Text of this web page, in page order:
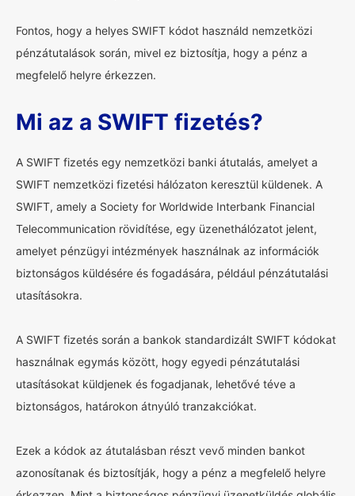
Fontos, hogy a helyes SWIFT kódot használd nemzetközi
pénzátutalások során, mivel ez biztosítja, hogy a pénz a
megfelelő helyre érkezzen.
Mi az a SWIFT fizetés?
A SWIFT fizetés egy nemzetközi banki átutalás, amelyet a
SWIFT nemzetközi fizetési hálózaton keresztül küldenek. A
SWIFT, amely a Society for Worldwide Interbank Financial
Telecommunication rövidítése, egy üzenethálózatot jelent,
amelyet pénzügyi intézmények használnak az információk
biztonságos küldésére és fogadására, például pénzátutalási
utasításokra.
A SWIFT fizetés során a bankok standardizált SWIFT kódokat
használnak egymás között, hogy egyedi pénzátutalási
utasításokat küldjenek és fogadjanak, lehetővé téve a
biztonságos, határokon átnyúló tranzakciókat.
Ezek a kódok az átutalásban részt vevő minden bankot
azonosítanak és biztosítják, hogy a pénz a megfelelő helyre